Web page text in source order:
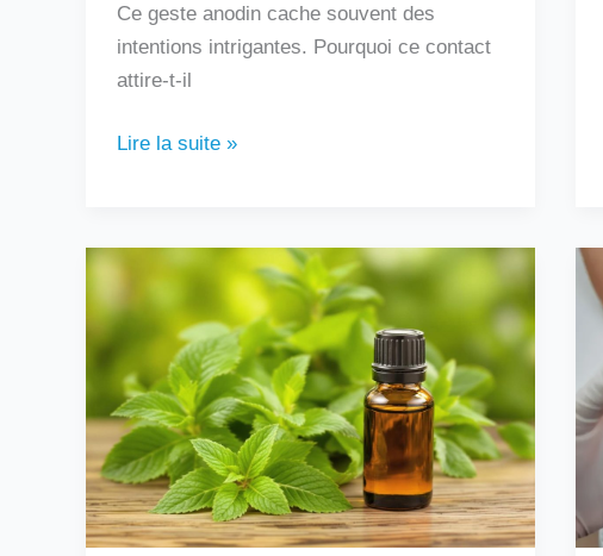
Ce geste anodin cache souvent des
intentions intrigantes. Pourquoi ce contact
attire-t-il
Lire la suite »
Peut-
boire
l’huile
essentielle
de
menthe
poivrée